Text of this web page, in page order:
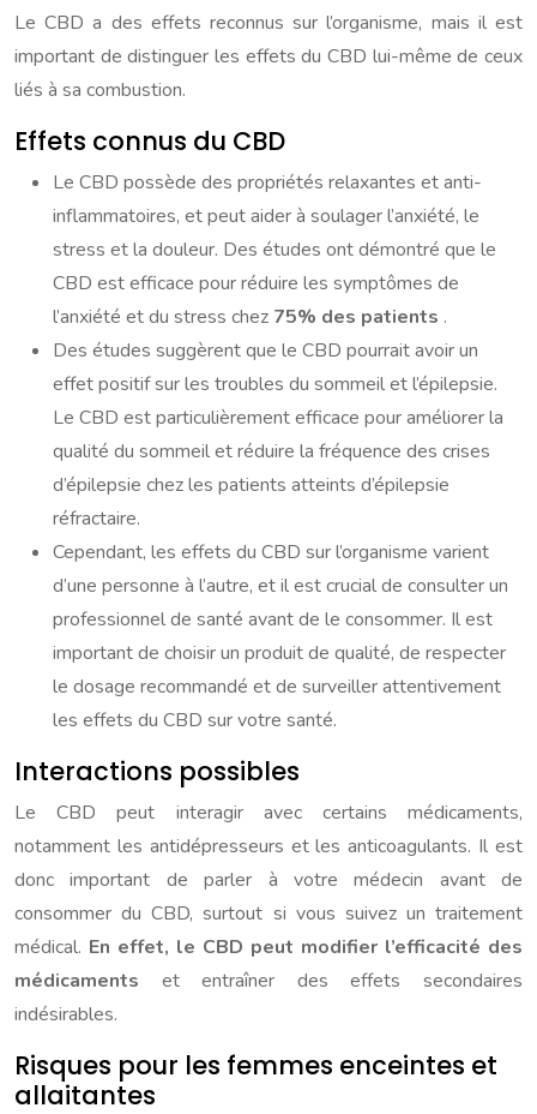
Le CBD a des effets reconnus sur l’organisme, mais il est
important de distinguer les effets du CBD lui-même de ceux
liés à sa combustion.
Effets connus du CBD
Le CBD possède des propriétés relaxantes et anti-
inflammatoires, et peut aider à soulager l’anxiété, le
stress et la douleur. Des études ont démontré que le
CBD est efficace pour réduire les symptômes de
l’anxiété et du stress chez 75% des patients .
Des études suggèrent que le CBD pourrait avoir un
effet positif sur les troubles du sommeil et l’épilepsie.
Le CBD est particulièrement efficace pour améliorer la
qualité du sommeil et réduire la fréquence des crises
d’épilepsie chez les patients atteints d’épilepsie
réfractaire.
Cependant, les effets du CBD sur l’organisme varient
d’une personne à l’autre, et il est crucial de consulter un
professionnel de santé avant de le consommer. Il est
important de choisir un produit de qualité, de respecter
le dosage recommandé et de surveiller attentivement
les effets du CBD sur votre santé.
Interactions possibles
Le CBD peut interagir avec certains médicaments,
notamment les antidépresseurs et les anticoagulants. Il est
donc important de parler à votre médecin avant de
consommer du CBD, surtout si vous suivez un traitement
médical. En effet, le CBD peut modifier l’efficacité des
médicaments et entraîner des effets secondaires
indésirables.
Risques pour les femmes enceintes et
allaitantes